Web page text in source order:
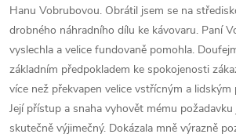
Hanu Vobrubovou. Obrátil jsem se na
drobného náhradního dílu ke kávovaru. Paní
vyslechla a velice fundovaně pomohla.
základním předpokladem ke spokojenosti
více než překvapen velice vstřícným a
Její přístup a snaha vyhovět mému
skutečně výjimečný. Dokázala mně výrazně